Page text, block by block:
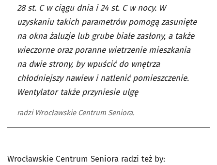
28 st. C w ciągu dnia i 24 st. C w nocy. W
uzyskaniu takich parametrów pomogą zasunięte
na okna żaluzje lub grube białe zasłony, a także
wieczorne oraz poranne wietrzenie mieszkania
na dwie strony, by wpuścić do wnętrza
chłodniejszy nawiew i natlenić pomieszczenie.
Wentylator także przyniesie ulgę
radzi Wrocławskie Centrum Seniora.
Wrocławskie Centrum Seniora radzi też by: